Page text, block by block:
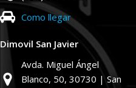
Como llegar
Dimovil San Javier
Avda. Miguel Ángel
Blanco, 50, 30730 | San